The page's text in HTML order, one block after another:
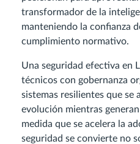
transformador de la
manteniendo la confianza
cumplimiento normativo.
Una seguridad efectiva en
técnicos con gobernanza
sistemas resilientes que se
evolución mientras
medida que se acelera la
seguridad se convierte no